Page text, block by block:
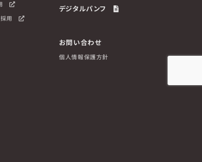
用
採用
デジタルパンフ
お問い合わせ
個人情報保護方針